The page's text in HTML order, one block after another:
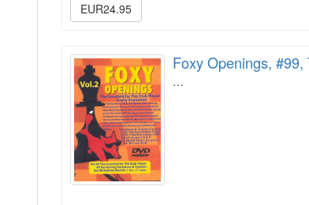
EUR24.95
Foxy Openings,
…